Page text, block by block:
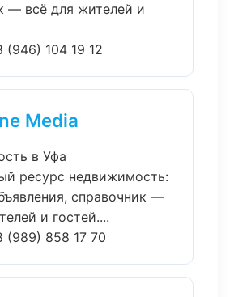
— всё для жителей и
(946) 104 19 12
Media
в Уфа
ресурс недвижимость:
справочник —
и гостей....
(989) 858 17 70